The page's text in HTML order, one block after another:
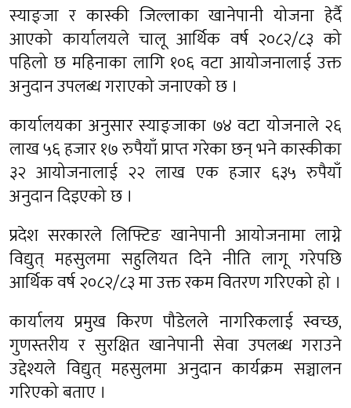
स्याङ्जा र कास्की जिल्लाका खानेपानी योजना हेर्दै
आएको कार्यालयले चालू आर्थिक वर्ष २०८२/८३ को
पहिलो छ महिनाका लागि १०६ वटा आयोजनालाई उक्त
अनुदान उपलब्ध गराएको जनाएको छ ।
कार्यालयका अनुसार स्याङ्जाका ७४ वटा योजनाले २६
लाख ५६ हजार १७ रुपैयाँ प्राप्त गरेका छन् भने कास्कीका
३२ आयोजनालाई २२ लाख एक हजार ६३५ रुपैयाँ
अनुदान दिइएको छ ।
प्रदेश सरकारले लिफ्टिङ खानेपानी आयोजनामा लाग्ने
विद्युत् महसुलमा सहुलियत दिने नीति लागू गरेपछि
आर्थिक वर्ष २०८२/८३ मा उक्त रकम वितरण गरिएको हो ।
कार्यालय प्रमुख किरण पौडेलले नागरिकलाई स्वच्छ,
गुणस्तरीय र सुरक्षित खानेपानी सेवा उपलब्ध गराउने
उद्देश्यले विद्युत् महसुलमा अनुदान कार्यक्रम सञ्चालन
गरिएको बताए ।